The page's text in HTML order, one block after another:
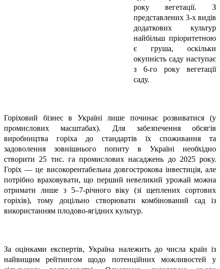
року вегетації. З
представлених 3-х видів
додаткових культур
найбільш пріоритетною
є груша, оскільки
окупність саду наступає
з 6-го року вегетації
саду.
Горіховий бізнес в Україні лише починає розвиватися (у
промислових масштабах). Для забезпечення обсягів
виробництва горіха до стандартів їх споживання та
задоволення зовнішнього попиту в Україні необхідно
створити 25 тис. га промислових насаджень до 2025 року.
Горіх — це високорентабельна довгострокова інвестиція, але
потрібно враховувати, що перший невеликий урожай можна
отримати лише з 5–7-річного віку (зі щеплених сортових
горіхів), тому доцільно створювати комбінований сад із
використанням плодово-ягідних культур.
За оцінками експертів, Україна належить до числа країн із
найвищим рейтингом щодо потенційних можливостей у